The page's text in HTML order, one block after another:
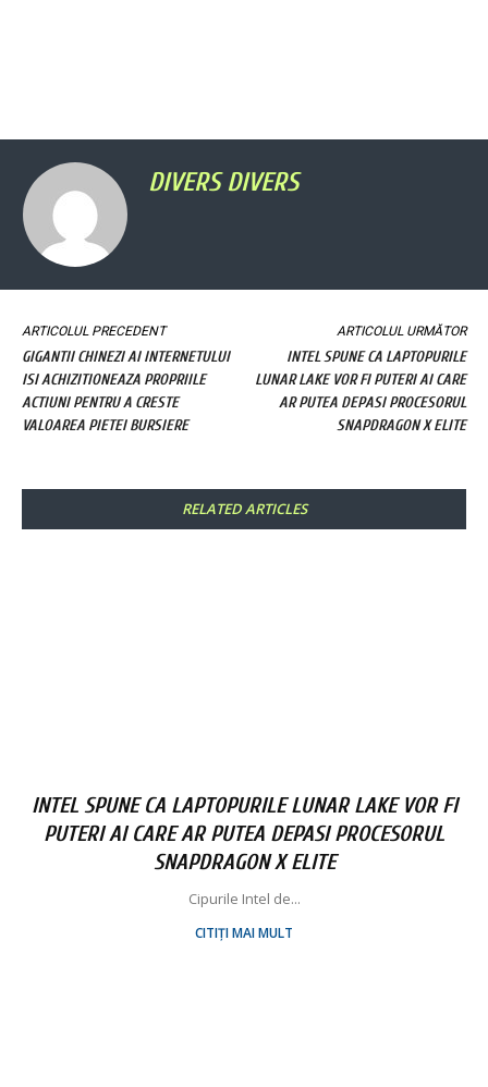
DIVERS DIVERS
ARTICOLUL PRECEDENT
GIGANTII CHINEZI AI INTERNETULUI
ISI ACHIZITIONEAZA PROPRIILE
ACTIUNI PENTRU A CRESTE
VALOAREA PIETEI BURSIERE
ARTICOLUL URMĂTOR
INTEL SPUNE CA LAPTOPURILE
LUNAR LAKE VOR FI PUTERI AI CARE
AR PUTEA DEPASI PROCESORUL
SNAPDRAGON X ELITE
RELATED ARTICLES
INTEL SPUNE CA LAPTOPURILE LUNAR LAKE VOR FI
PUTERI AI CARE AR PUTEA DEPASI PROCESORUL
SNAPDRAGON X ELITE
Cipurile Intel de...
CITIȚI MAI MULT